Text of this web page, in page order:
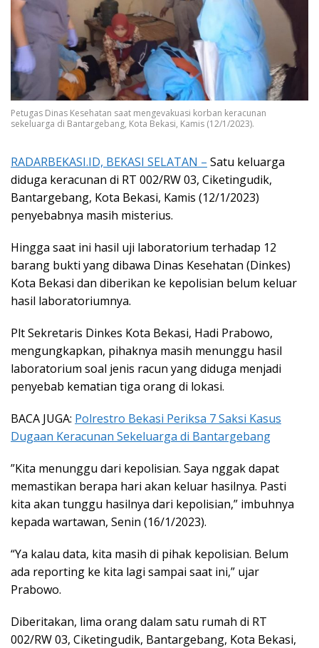
Petugas Dinas Kesehatan saat mengevakuasi korban keracunan
sekeluarga di Bantargebang, Kota Bekasi, Kamis (12/1/2023).
RADARBEKASI.ID, BEKASI SELATAN – Satu keluarga
diduga keracunan di RT 002/RW 03, Ciketingudik,
Bantargebang, Kota Bekasi, Kamis (12/1/2023)
penyebabnya masih misterius.
Hingga saat ini hasil uji laboratorium terhadap 12
barang bukti yang dibawa Dinas Kesehatan (Dinkes)
Kota Bekasi dan diberikan ke kepolisian belum keluar
hasil laboratoriumnya.
Plt Sekretaris Dinkes Kota Bekasi, Hadi Prabowo,
mengungkapkan, pihaknya masih menunggu hasil
laboratorium soal jenis racun yang diduga menjadi
penyebab kematian tiga orang di lokasi.
BACA JUGA: Polrestro Bekasi Periksa 7 Saksi Kasus
Dugaan Keracunan Sekeluarga di Bantargebang
”Kita menunggu dari kepolisian. Saya nggak dapat
memastikan berapa hari akan keluar hasilnya. Pasti
kita akan tunggu hasilnya dari kepolisian,” imbuhnya
kepada wartawan, Senin (16/1/2023).
“Ya kalau data, kita masih di pihak kepolisian. Belum
ada reporting ke kita lagi sampai saat ini,” ujar
Prabowo.
Diberitakan, lima orang dalam satu rumah di RT
002/RW 03, Ciketingudik, Bantargebang, Kota Bekasi,